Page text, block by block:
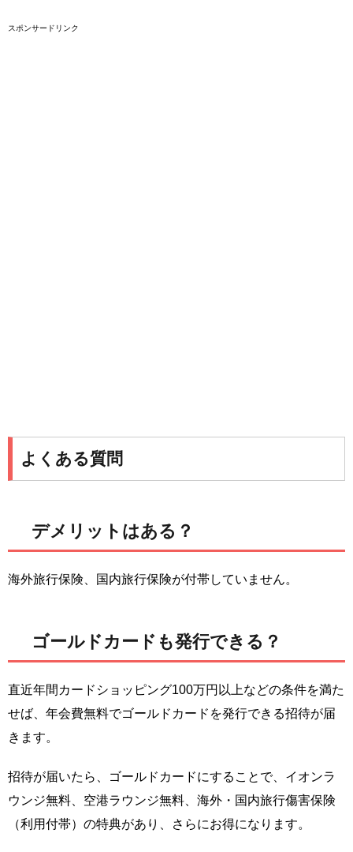
スポンサードリンク
よくある質問
デメリットはある？
海外旅行保険、国内旅行保険が付帯していません。
ゴールドカードも発行できる？
直近年間カードショッピング100万円以上などの条件を満た
せば、年会費無料でゴールドカードを発行できる招待が届
きます。
招待が届いたら、ゴールドカードにすることで、イオンラ
ウンジ無料、空港ラウンジ無料、海外・国内旅行傷害保険
（利用付帯）の特典があり、さらにお得になります。